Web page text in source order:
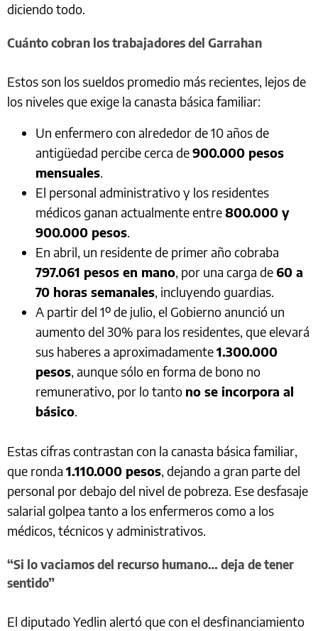
diciendo todo.
Cuánto cobran los trabajadores del Garrahan
Estos son los sueldos promedio más recientes, lejos de
los niveles que exige la canasta básica familiar:
Un enfermero con alrededor de 10 años de
antigüedad percibe cerca de900.000 pesos
mensuales.
El personal administrativo y los residentes
médicos ganan actualmente entre800.000 y
900.000 pesos.
En abril, un residente de primer año cobraba
797.061 pesos en mano, por una carga de 60 a
70 horas semanales, incluyendo guardias.
A partir del 1º de julio, el Gobierno anunció un
aumento del 30% para los residentes, que elevará
sus haberes a aproximadamente1.300.000
pesos, aunque sólo en forma de bono no
remunerativo, por lo tanto no se incorpora al
básico.
Estas cifras contrastan con la canasta básica familiar,
que ronda 1.110.000 pesos, dejando a gran parte del
personal por debajo del nivel de pobreza. Ese desfasaje
salarial golpea tanto a los enfermeros como a los
médicos, técnicos y administrativos.
“Si lo vaciamos del recurso humano… deja de tener
sentido”
El diputado Yedlin alertó que con el desfinanciamiento